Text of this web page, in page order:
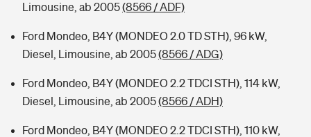
Limousine, ab 2005(8566 / ADF)
Ford Mondeo, B4Y (MONDEO 2.0 TD STH), 96 kW,
Diesel, Limousine, ab 2005(8566 / ADG)
Ford Mondeo, B4Y (MONDEO 2.2 TDCI STH), 114 kW,
Diesel, Limousine, ab 2005(8566 / ADH)
Ford Mondeo, B4Y (MONDEO 2.2 TDCI STH), 110 kW,